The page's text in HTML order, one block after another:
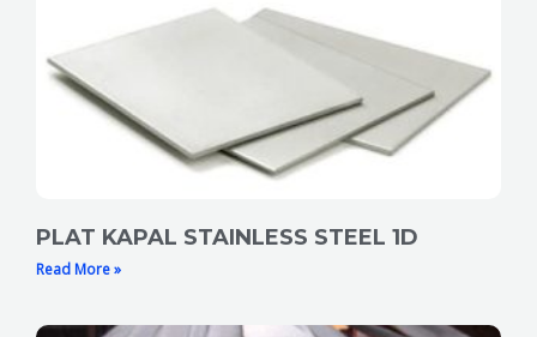
PLAT KAPAL STAINLESS STEEL 1D
Read More »